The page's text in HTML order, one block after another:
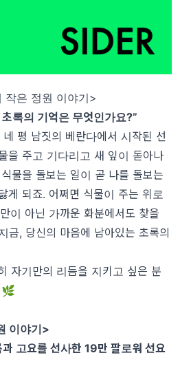
은 정원 이야기>
록의 기억은 무엇인가요?”
평 남짓의 베란다에서 시작된 선
을 주고 기다리고 새 잎이 돋아나
물을 돌보는 일이 곧 나를 돌보는
게 되죠. 어쩌면 식물이 주는 위로
이 아닌 가까운 화분에서도 찾을
금, 당신의 마음에 남아있는 초록의
자기만의 리듬을 지키고 싶은 분
🌿
이야기>
고요를 선사한 19만 팔로워 선요